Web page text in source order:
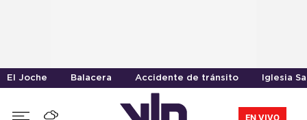
El Joche Balacera Accidente de tránsito Iglesia
EN VIVO